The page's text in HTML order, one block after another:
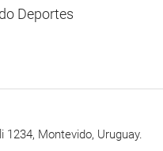
Deportes
1234, Montevido, Uruguay.